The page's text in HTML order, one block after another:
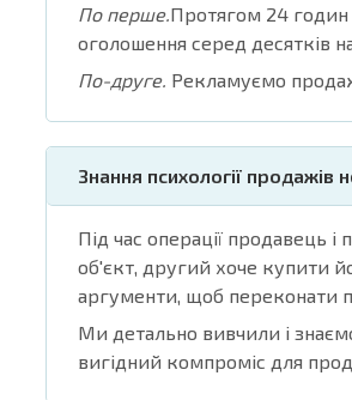
По перше. Протягом 24
оголошення серед десятків
По-друге. Рекламуємо продаж
Знання психології продажів
Під час операції продавець
об'єкт, другий хоче купити
аргументи, щоб переконати
Ми детально вивчили і
вигідний компроміс для